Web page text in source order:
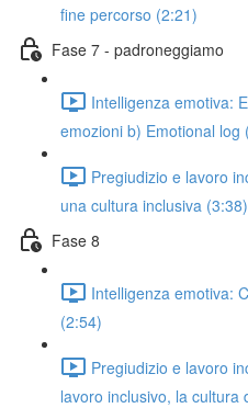
fine percorso (2:21)
Fase 7 - padroneggiamo
Intelligenza emotiva:
emozioni b) Emotional log
Pregiudizio e lavoro
una cultura inclusiva (3:38)
Fase 8
Intelligenza emotiva:
(2:54)
Pregiudizio e lavoro
lavoro inclusivo, la cultura